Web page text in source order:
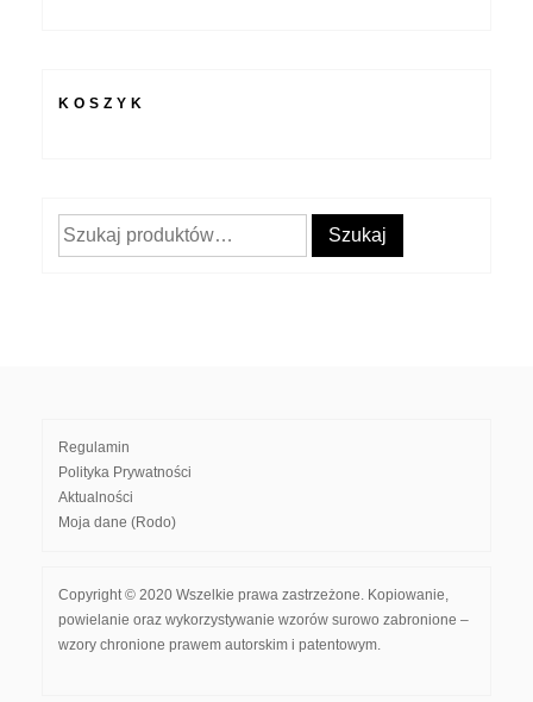
KOSZYK
Szukaj: Szukaj
Regulamin
Polityka Prywatności
Aktualności
Moja dane (Rodo)
Copyright © 2020 Wszelkie prawa zastrzeżone. Kopiowanie,
powielanie oraz wykorzystywanie wzorów surowo zabronione –
wzory chronione prawem autorskim i patentowym.